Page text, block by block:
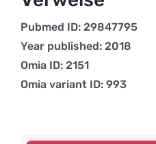
Pubmed ID: 29847795
Year published: 2018
Omia ID: 2151
Omia variant ID: 993